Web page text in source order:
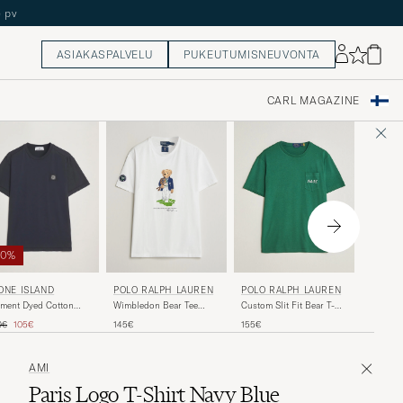
ASIAKASPALVELU PUKEUTUMISNEUVONTA
CARL MAGAZINE
ISLAND
Dyed Cotton
hinta
Alennettu hinta
105€
POLO RALPH LAUREN
Wimbledon Bear Tee
145€
POLO RALPH LAUREN
Custom Slit Fit Bear T-
155€
AMI
Paris Logo T-Shirt Navy Blue